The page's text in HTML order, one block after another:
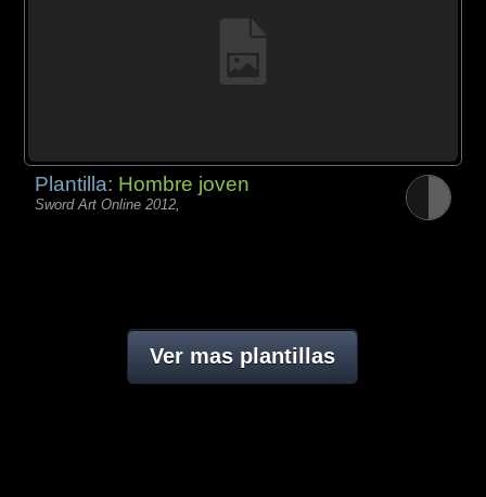
Plantilla: Hombre joven
Sword Art Online 2012,
Ver mas plantillas